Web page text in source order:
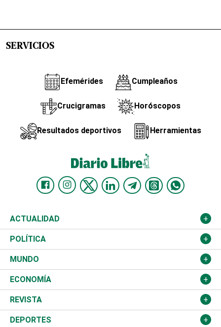
SERVICIOS
Efemérides Cumpleaños
Crucigramas Horóscopos
Resultados deportivos Herramientas
ACTUALIDAD
Nacional
Ciudad
Educación
Salud
Justicia
POLÍTICA
Partidos
JCE
TSE
Congreso Nacional
MUNDO
Estados Unidos
América Latina
Haití
ECONOMÍA
Finanzas
Turismo
REVISTA
Música
DEPORTES